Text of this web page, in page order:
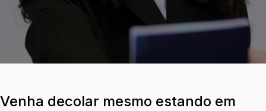
Venha decolar mesmo estando em